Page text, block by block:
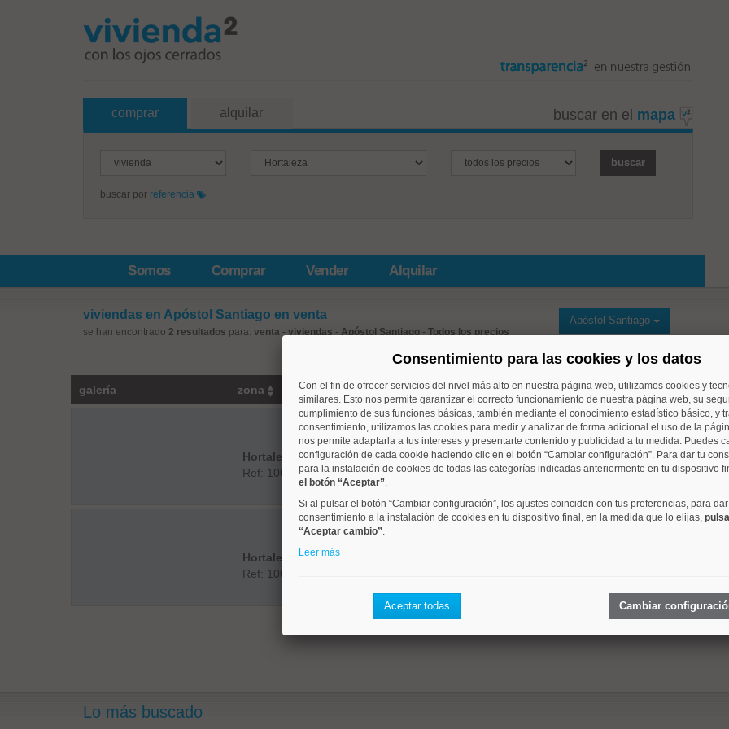
buscar en el mapa
comprar alquilar
buscar por referencia
Somos Comprar Vender Alquilar
viviendas en Apóstol Santiago en venta
se han encontrado 2 resultados para: venta - viviendas - Apóstol Santiago - Todos los precios
Apóstol Santiago
galería zona barrio metros
Hortaleza
Ref: 10008792
Apóstol Santiago 63 m² 3 dorm.
Hortaleza
Ref: 10008957
Lo más buscado
Consentimiento para las cookies y los datos
Con el fin de ofrecer servicios del nivel más alto en nuestra página web, utilizamos cookies y
similares. Esto nos permite garantizar el correcto funcionamiento de nuestra página web, su
cumplimiento de sus funciones básicas, también mediante el conocimiento estadístico básico, y
consentimiento, utilizamos las cookies para medir y analizar de forma adicional el uso de la
nos permite adaptarla a tus intereses y presentarte contenido y publicidad a tu medida. Puedes
configuración de cada cookie haciendo clic en el botón “Cambiar configuración”. Para dar tu
para la instalación de cookies de todas las categorías indicadas anteriormente en tu dispositivo
el botón “Aceptar”.
Si al pulsar el botón “Cambiar configuración”, los ajustes coinciden con tus preferencias, para dar
consentimiento a la instalación de cookies en tu dispositivo final, en la medida que lo elijas,
“Aceptar cambio”.
Leer más
Aceptar todas Cambiar